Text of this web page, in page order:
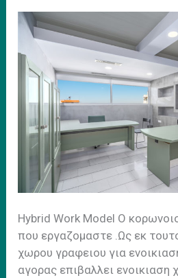
Ηybrid Work Model Ο
που εργαζομαστε .Ως εκ
χωρου γραφειου για
αγορας επιβαλλει